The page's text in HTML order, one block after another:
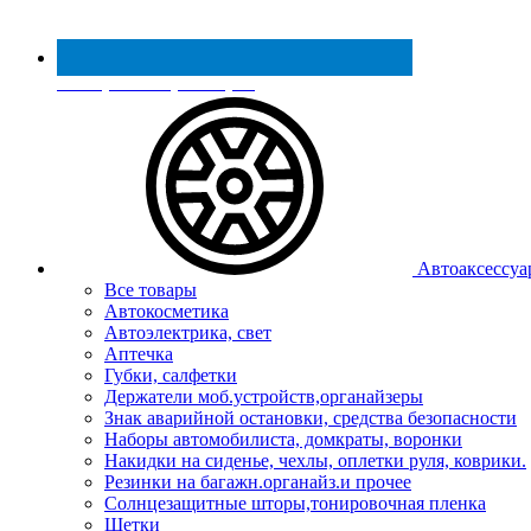
Реестр МинПромТорга
Все товары
Автокосметика
Автоэлектрика, свет
Аптечка
Губки, салфетки
Держатели моб.устройств,органайзеры
Знак аварийной остановки, средства безопасности
Наборы автомобилиста, домкраты, воронки
Накидки на сиденье, чехлы, оплетки руля, коврики.
Резинки на багажн.органайз.и прочее
Солнцезащитные шторы,тонировочная пленка
Щетки